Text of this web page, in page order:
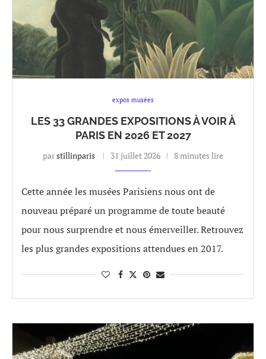
expos musées
LES 33 GRANDES EXPOSITIONS À VOIR À
PARIS EN 2026 ET 2027
parstillinparis 31 juillet 2026 8 minutes lire
Cette année les musées Parisiens nous ont de
nouveau préparé un programme de toute beauté
pour nous surprendre et nous émerveiller. Retrouvez
les plus grandes expositions attendues en 2017.